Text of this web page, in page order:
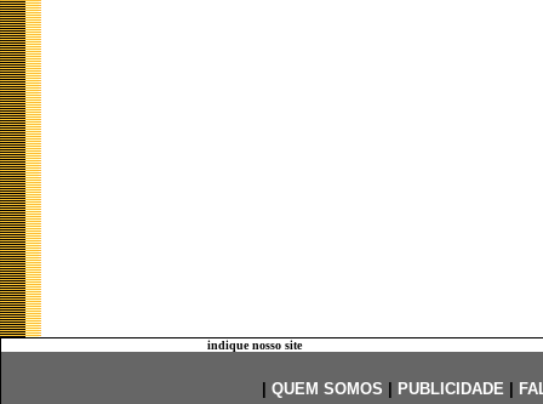
indique nosso site
QUEM SOMOS PUBLICIDADE|